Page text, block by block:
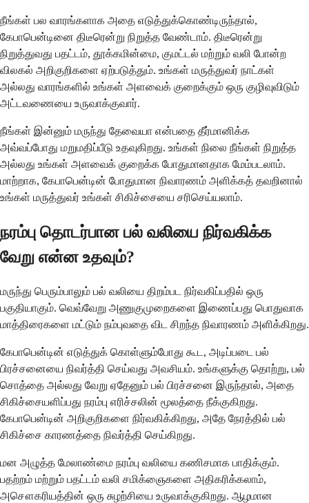
நீங்கள் பல வாரங்களாக அதை எடுத்துக்கொண்டிருந்தால்,
கேபாபென்டினை திடீரென்று நிறுத்த வேண்டாம். திடீரென்று
நிறுத்துவது பதட்டம், தூக்கமின்மை, குமட்டல் மற்றும் வலி போன்ற
விலகல் அறிகுறிகளை ஏற்படுத்தும். உங்கள் மருத்துவர் நாட்கள்
அல்லது வாரங்களில் உங்கள் அளவைக் குறைக்கும் ஒரு குழிவுவிடும்
அட்டவணையை உருவாக்குவார்.
நீங்கள் இன்னும் மருந்து தேவையா என்பதை தீர்மானிக்க
அவ்வப்போது மறுமதிப்பீடு உதவுகிறது. உங்கள் நிலை நீங்கள் நிறுத்த
அல்லது உங்கள் அளவைக் குறைக்க போதுமானதாக மேம்படலாம்.
மாற்றாக, கேபாபென்டின் போதுமான நிவாரணம் அளிக்கத் தவறினால்
உங்கள் மருத்துவர் உங்கள் சிகிச்சையை சரிசெய்யலாம்.
நரம்பு தொடர்பான பல் வலியை நிர்வகிக்க
வேறு என்ன உதவும்?
மருந்து பெரும்பாலும் பல் வலியை திறம்பட நிர்வகிப்பதில் ஒரு
பகுதியாகும். வெவ்வேறு அணுகுமுறைகளை இணைப்பது பொதுவாக
மாத்திரைகளை மட்டும் நம்புவதை விட சிறந்த நிவாரணம் அளிக்கிறது.
கேபாபென்டின் எடுத்துக் கொள்ளும்போது கூட, அடிப்படை பல்
பிரச்சனையை நிவர்த்தி செய்வது அவசியம். உங்களுக்கு தொற்று, பல்
சொத்தை அல்லது வேறு ஏதேனும் பல் பிரச்சனை இருந்தால், அதை
சிகிச்சையளிப்பது நரம்பு எரிச்சலின் மூலத்தை நீக்குகிறது.
கேபாபென்டின் அறிகுறிகளை நிர்வகிக்கிறது, அதே நேரத்தில் பல்
சிகிச்சை காரணத்தை நிவர்த்தி செய்கிறது.
மன அழுத்த மேலாண்மை நரம்பு வலியை கணிசமாக பாதிக்கும்.
பதற்றம் மற்றும் பதட்டம் வலி சமிக்ஞைகளை அதிகரிக்கலாம்,
அசௌகரியத்தின் ஒரு சுழற்சியை உருவாக்குகிறது. ஆழமான